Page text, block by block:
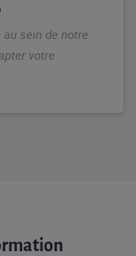
sein de notre
votre